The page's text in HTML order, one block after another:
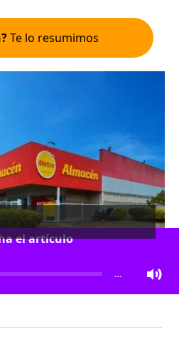
Te lo resumimos
el artículo
…